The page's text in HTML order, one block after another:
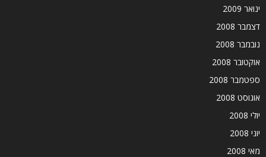
ינואר 2009
דצמבר 2008
נובמבר 2008
אוקטובר 2008
ספטמבר 2008
אוגוסט 2008
יולי 2008
יוני 2008
מאי 2008